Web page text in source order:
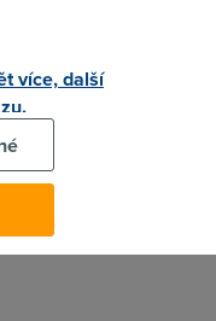
XP. Jejich
nebo Firefox.
více, další